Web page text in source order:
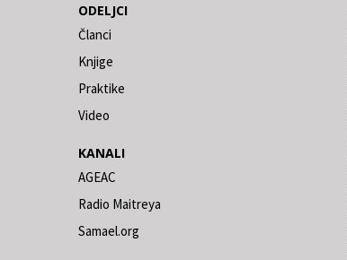
ODELJCI
Članci
Knjige
Praktike
Video
KANALI
AGEAC
Radio Maitreya
Samael.org